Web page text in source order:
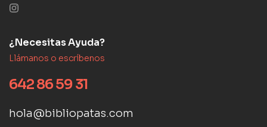
¿Necesitas Ayuda?
Llámanos o escríbenos
642 86 59 31
hola@bibliopatas.com